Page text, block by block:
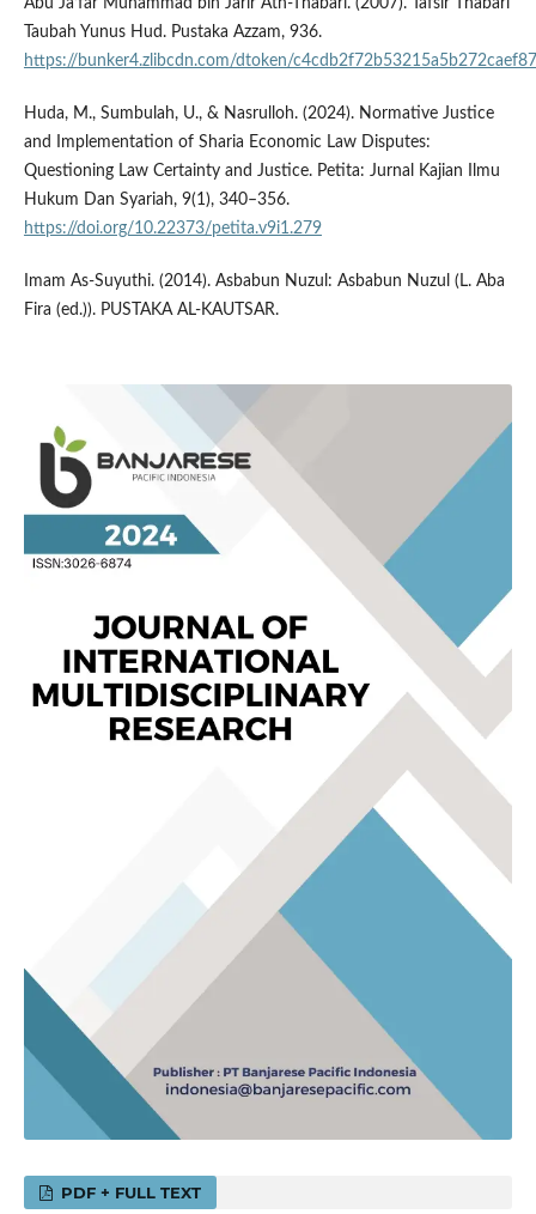
Abu Ja’far Muhammad bin Jarir Ath-Thabari. (2007). Tafsir Thabari
Taubah Yunus Hud. Pustaka Azzam, 936.
https://bunker4.zlibcdn.com/dtoken/
Huda, M., Sumbulah, U., & Nasrulloh. (2024). Normative Justice
and Implementation of Sharia Economic Law Disputes:
Questioning Law Certainty and Justice. Petita: Jurnal Kajian Ilmu
Hukum Dan Syariah, 9(1), 340–356.
https://doi.org/10.22373/petita.v9i1.279
Imam As-Suyuthi. (2014). Asbabun Nuzul: Asbabun Nuzul (L. Aba
Fira (ed.)). PUSTAKA AL-KAUTSAR.
PDF + FULL TEXT